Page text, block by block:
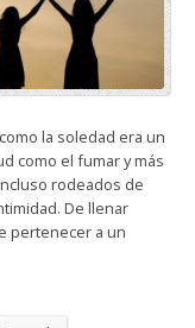
la soledad era un
como el fumar y más
rodeados de
De llenar
pertenecer a un